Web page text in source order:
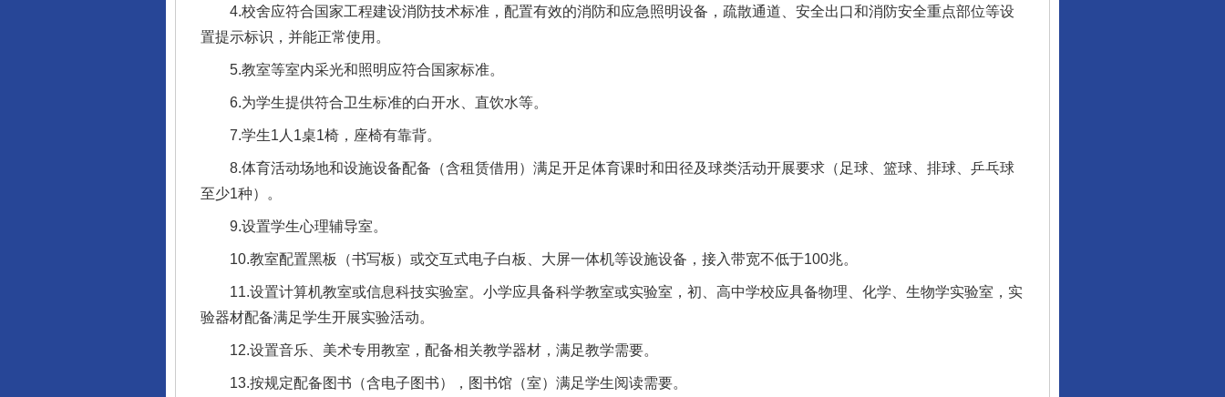
4.校舍应符合国家工程建设消防技术标准，配置有效的消防和应急照明设备，疏散通道、安全出口和消防安全重点部位等设
置提示标识，并能正常使用。
5.教室等室内采光和照明应符合国家标准。
6.为学生提供符合卫生标准的白开水、直饮水等。
7.学生1人1桌1椅，座椅有靠背。
8.体育活动场地和设施设备配备（含租赁借用）满足开足体育课时和田径及球类活动开展要求（足球、篮球、排球、乒乓球
至少1种）。
9.设置学生心理辅导室。
10.教室配置黑板（书写板）或交互式电子白板、大屏一体机等设施设备，接入带宽不低于100兆。
11.设置计算机教室或信息科技实验室。小学应具备科学教室或实验室，初、高中学校应具备物理、化学、生物学实验室，实
验器材配备满足学生开展实验活动。
12.设置音乐、美术专用教室，配备相关教学器材，满足教学需要。
13.按规定配备图书（含电子图书），图书馆（室）满足学生阅读需要。